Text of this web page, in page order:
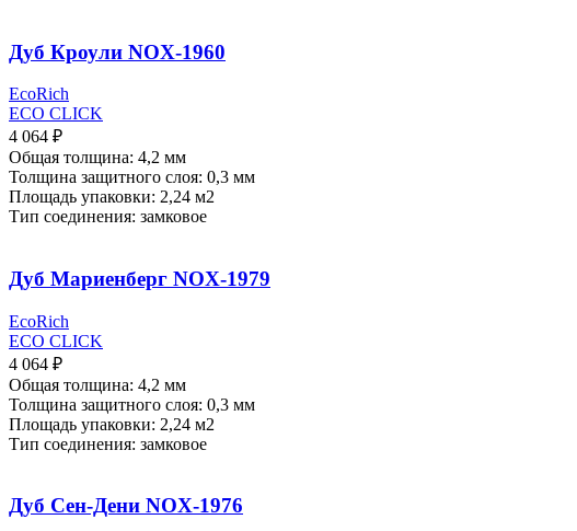
Дуб Кроули NOX-1960
EcoRich
ECO CLICK
4 064 ₽
Общая толщина: 4,2 мм
Толщина защитного слоя: 0,3 мм
Площадь упаковки: 2,24 м2
Тип соединения: замковое
Дуб Мариенберг NOX-1979
EcoRich
ECO CLICK
4 064 ₽
Общая толщина: 4,2 мм
Толщина защитного слоя: 0,3 мм
Площадь упаковки: 2,24 м2
Тип соединения: замковое
Дуб Сен-Дени NOX-1976